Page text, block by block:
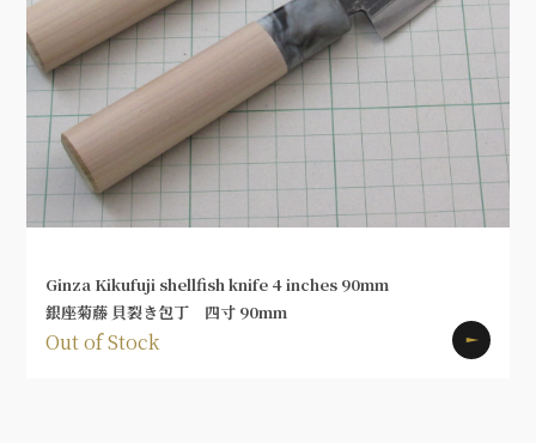
Ginza Kikufuji shellfish knife 4 inches 90mm
銀座菊藤 貝裂き包丁 四寸 90mm
Out of Stock